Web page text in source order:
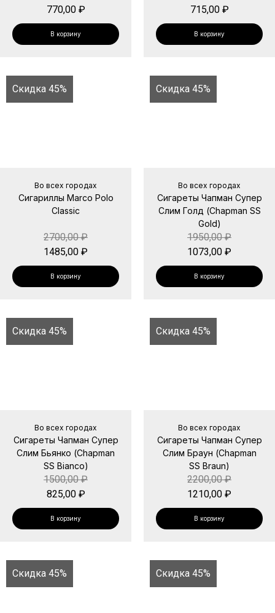
770,00 ₽
В корзину
715,00 ₽
В корзину
Скидка 45%
Во всех городах
Сигариллы Marco Polo
Classic
2700,00₽
1485,00 ₽
В корзину
Скидка 45%
Во всех городах
Сигареты Чапман Супер
Слим Голд (Chapman SS
Gold)
1950,00₽
1073,00 ₽
В корзину
Скидка 45%
Во всех городах
Сигареты Чапман Супер
Слим Бьянко (Chapman
SS Bianco)
1500,00₽
825,00 ₽
В корзину
Скидка 45%
Во всех городах
Сигареты Чапман Супер
Слим Браун (Chapman
SS Braun)
2200,00₽
1210,00 ₽
В корзину
Скидка 45% Скидка 45%